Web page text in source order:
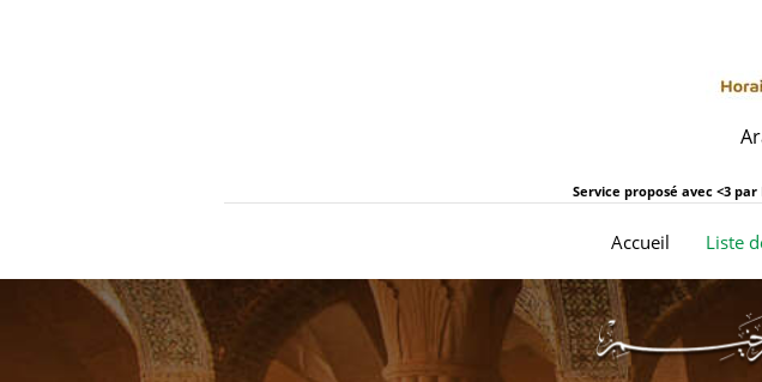
Service proposé avec <3 par
Accueil (current)
Liste